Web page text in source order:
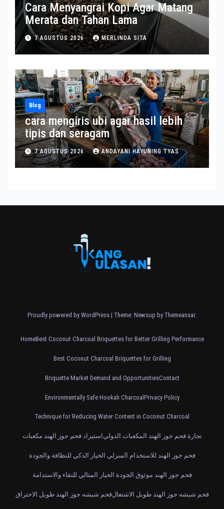
Cara Menyangrai Kopi Agar Matang
Merata dan Tahan Lama
7 AGUSTUS 2026 MERLINDA SITA
Blog
cara mengiris ubi agar hasil lebih
tipis dan seragam
7 AGUSTUS 2026 ANDAYANI HAYUNING TYAS
Proudly powered by WordPress | Theme: Newsup by Themeansar.
HomeBest Coconut Charcoal Briquettes for Better Grilling Performance
Best Coconut Charcoal Briquettes for Grilling
Briquette Market Demand and OpportunitiesContact
Environmentally Safe Hookah CharcoalPrivacy Policy
Technique for Reducing Water Content in Coconut Charcoal
استيراد فحم جوز الهند مكعبات تجارة فحم جوز الهند المكعبات الدولي
فحم جوز الهند للاستخدام المنزلي الخيار الذكي للنظافة والجودة
فحم جوز الهند موثوق الجودة الخيار المثالي للنقاء والاستدامة
فحم شيشه جوز الهند طويل الاحتراقفحم شيشه جوز الهند طويل الاشتعال